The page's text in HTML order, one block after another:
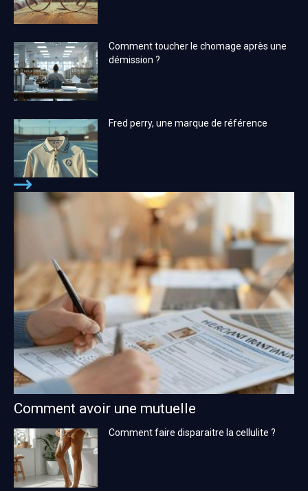
Comment toucher le chomage après une
démission ?
Fred perry, une marque de référence
Comment avoir une mutuelle
Comment faire disparaitre la cellulite ?